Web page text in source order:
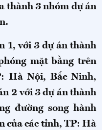
thành 3 nhóm dự án
1, với 3 dự án thành
mặt bằng trên
Hà Nội, Bắc Ninh,
2 với 3 dự án thành
đường song hành
của các tỉnh, TP: Hà